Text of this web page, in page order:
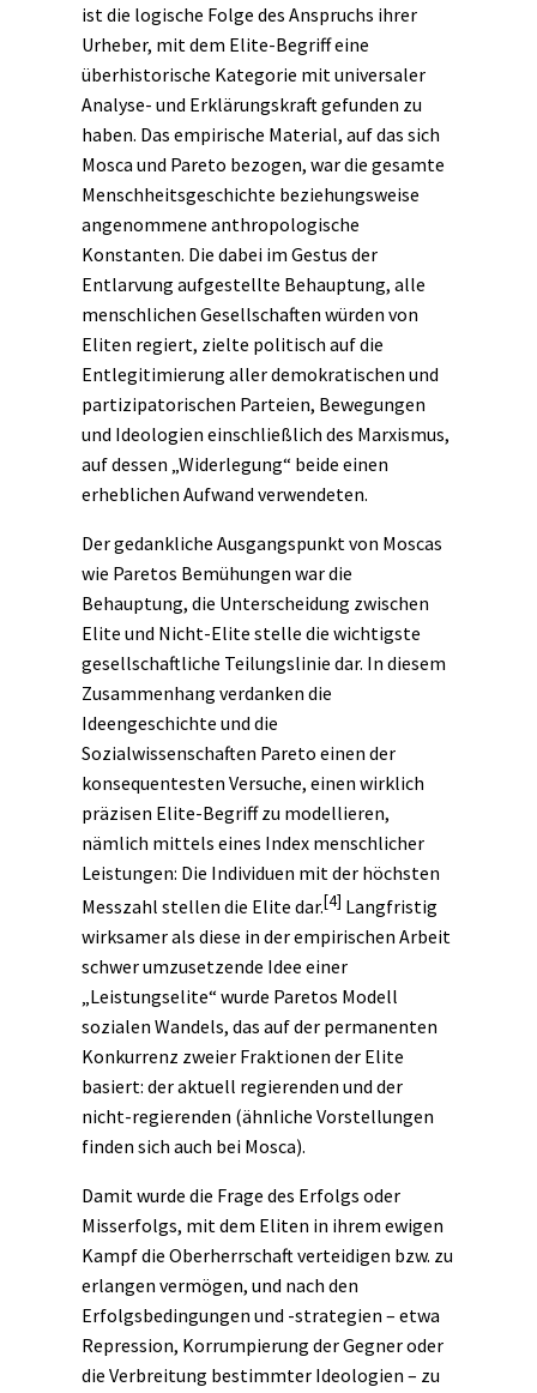
ist die logische Folge des Anspruchs ihrer
Urheber, mit dem Elite-Begriff eine
überhistorische Kategorie mit universaler
Analyse- und Erklärungskraft gefunden zu
haben. Das empirische Material, auf das sich
Mosca und Pareto bezogen, war die gesamte
Menschheitsgeschichte beziehungsweise
angenommene anthropologische
Konstanten. Die dabei im Gestus der
Entlarvung aufgestellte Behauptung, alle
menschlichen Gesellschaften würden von
Eliten regiert, zielte politisch auf die
Entlegitimierung aller demokratischen und
partizipatorischen Parteien, Bewegungen
und Ideologien einschließlich des Marxismus,
auf dessen „Widerlegung“ beide einen
erheblichen Aufwand verwendeten.
Der gedankliche Ausgangspunkt von Moscas
wie Paretos Bemühungen war die
Behauptung, die Unterscheidung zwischen
Elite und Nicht-Elite stelle die wichtigste
gesellschaftliche Teilungslinie dar. In diesem
Zusammenhang verdanken die
Ideengeschichte und die
Sozialwissenschaften Pareto einen der
konsequentesten Versuche, einen wirklich
präzisen Elite-Begriff zu modellieren,
nämlich mittels eines Index menschlicher
Leistungen: Die Individuen mit der höchsten
Messzahl stellen die Elite dar.[4] Langfristig
wirksamer als diese in der empirischen Arbeit
schwer umzusetzende Idee einer
„Leistungselite“ wurde Paretos Modell
sozialen Wandels, das auf der permanenten
Konkurrenz zweier Fraktionen der Elite
basiert: der aktuell regierenden und der
nicht-regierenden (ähnliche Vorstellungen
finden sich auch bei Mosca).
Damit wurde die Frage des Erfolgs oder
Misserfolgs, mit dem Eliten in ihrem ewigen
Kampf die Oberherrschaft verteidigen bzw. zu
erlangen vermögen, und nach den
Erfolgsbedingungen und -strategien – etwa
Repression, Korrumpierung der Gegner oder
die Verbreitung bestimmter Ideologien – zu